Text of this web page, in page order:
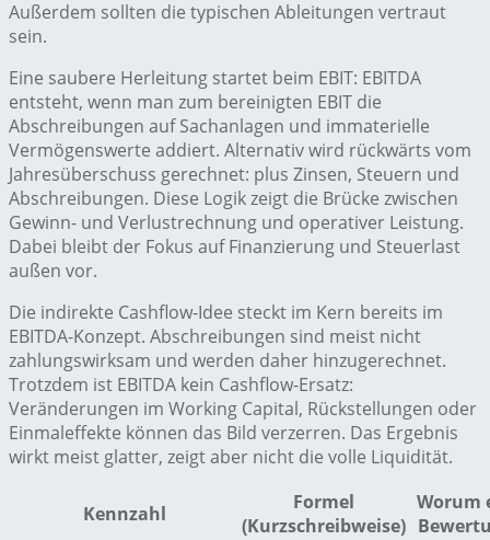
Außerdem sollten die typischen Ableitungen vertraut
sein.
Eine saubere Herleitung startet beim EBIT: EBITDA
entsteht, wenn man zum bereinigten EBIT die
Abschreibungen auf Sachanlagen und immaterielle
Vermögenswerte addiert. Alternativ wird rückwärts vom
Jahresüberschuss gerechnet: plus Zinsen, Steuern und
Abschreibungen. Diese Logik zeigt die Brücke zwischen
Gewinn- und Verlustrechnung und operativer Leistung.
Dabei bleibt der Fokus auf Finanzierung und Steuerlast
außen vor.
Die indirekte Cashflow-Idee steckt im Kern bereits im
EBITDA-Konzept. Abschreibungen sind meist nicht
zahlungswirksam und werden daher hinzugerechnet.
Trotzdem ist EBITDA kein Cashflow-Ersatz:
Veränderungen im Working Capital, Rückstellungen oder
Einmaleffekte können das Bild verzerren. Das Ergebnis
wirkt meist glatter, zeigt aber nicht die volle Liquidität.
Kennzahl
Formel
(Kurzschreibweise)
Worum